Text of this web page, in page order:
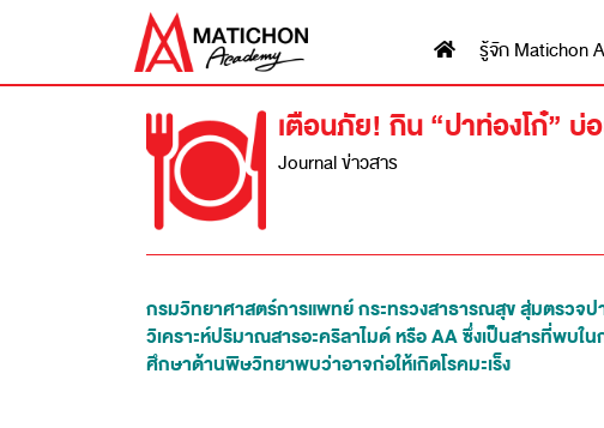
รู้จัก Matichon
เตือนภัย! กิน “ปาท่องโก๋” บ่อ
Journal ข่าวสาร
กรมวิทยาศาสตร์การแพทย์ กระทรวงสาธารณสุข สุ่มตรวจป
วิเคราะห์ปริมาณสารอะคริลาไมด์ หรือ AA ซึ่งเป็นสารที่พบ
ศึกษาด้านพิษวิทยาพบว่าอาจก่อให้เกิดโรคมะเร็ง